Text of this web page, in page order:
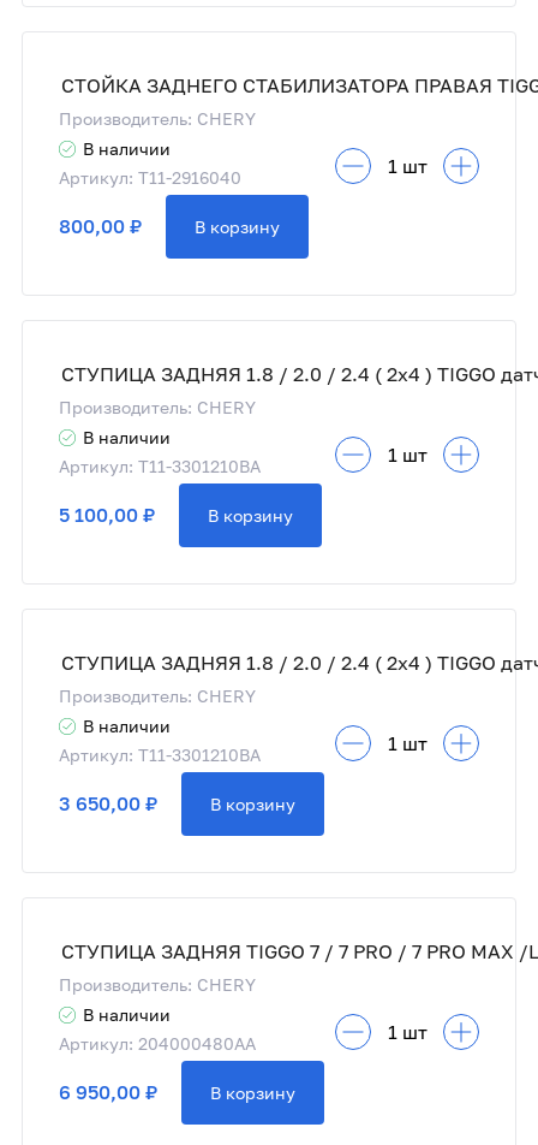
Производитель: CHERY
В наличии
Артикул: T11-2916040
800,00 ₽ В корзину
Производитель: CHERY
В наличии
Артикул: T11-3301210BA
5 100,00 ₽ В корзину
Производитель: CHERY
В наличии
Артикул: T11-3301210BA
3 650,00 ₽ В корзину
Производитель: CHERY
В наличии
Артикул: 204000480AA
6 950,00 ₽ В корзину